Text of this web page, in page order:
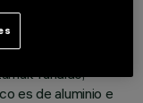
La tecnología
luminosa
la cantidad de
fundido;
es de aluminio e